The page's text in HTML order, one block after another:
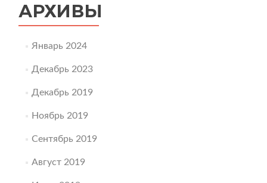
АРХИВЫ
Январь 2024
Декабрь 2023
Декабрь 2019
Ноябрь 2019
Сентябрь 2019
Август 2019